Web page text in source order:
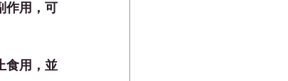
作用，可
食用，並